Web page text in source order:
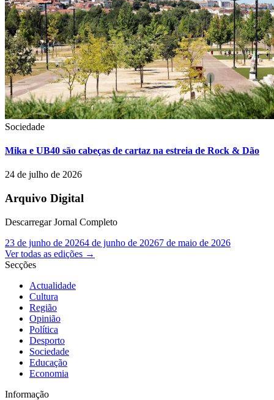
Sociedade
Mika e UB40 são cabeças de cartaz na estreia de Rock & Dão
24 de julho de 2026
Arquivo Digital
Descarregar Jornal Completo
23 de junho de 20264 de junho de 20267 de maio de 2026
Ver todas as edições →
Secções
Actualidade
Cultura
Região
Opinião
Política
Desporto
Sociedade
Educação
Economia
Informação